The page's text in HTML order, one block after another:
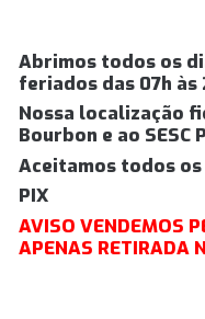
Abrimos todos os
feriados das 07h às
Nossa localização
Bourbon e ao SESC
Aceitamos todos
PIX
AVISO VENDEMOS
APENAS RETIRADA